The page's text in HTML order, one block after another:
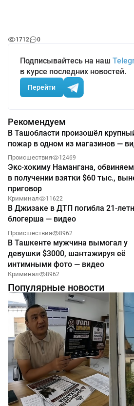
1712 0
Подписывайтесь на наш
в курсе последних новостей.
Перейти
Рекомендуем
В Ташобласти произошёл
пожар в одном из магазинов —
Происшествия 12469
Экс-хокиму Намангана,
в получении взятки $60 тыс.,
приговор
Криминал 11622
В Джизаке в ДТП погибла 21-
блогерша — видео
Происшествия 8962
В Ташкенте мужчина вымогал у
девушки $3000, шантажируя её
интимными фото — видео
Криминал 8962
Популярные новости